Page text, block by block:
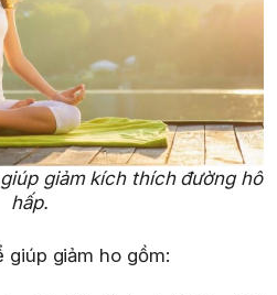
giảm kích thích đường hô
hấp.
giảm ho gồm: